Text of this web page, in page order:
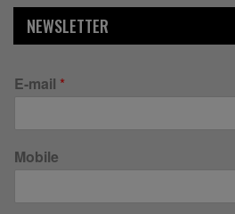
NEWSLETTER
E-mail *
Mobile